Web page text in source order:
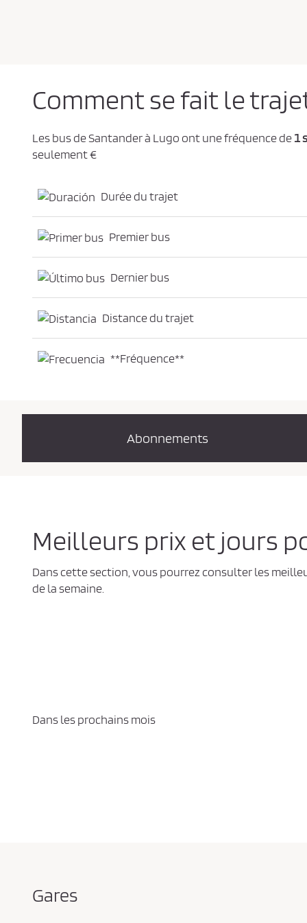
n
t
t
é
Comment se fait le
Les bus de Santander à Lugo ont une fréquence de1
seulement €
Durée du trajet
Premier bus
Dernier bus
Distance du trajet
**Fréquence**
Abonnements
Meilleurs prix et jours
Dans cette section, vous pourrez consulter les
de la semaine.
Dans les prochains mois
Gares